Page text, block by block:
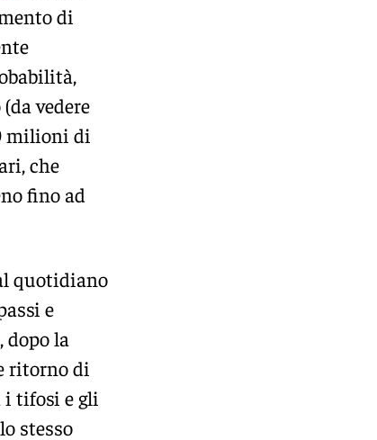
di
vedere
milioni di
che
fino ad
quotidiano
e
dopo la
ritorno di
i tifosi e gli
stesso